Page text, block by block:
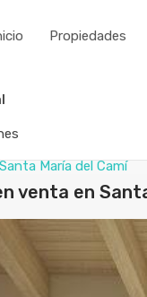
Propiedades
María del Camí
venta en